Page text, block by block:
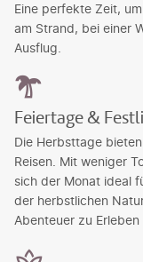
Eine perfekte Zeit,
am Strand, bei einer
Ausflug.
Feiertage &
Die Herbsttage
Reisen. Mit weniger
sich der Monat ideal
der herbstlichen
Abenteuer zu Erleben